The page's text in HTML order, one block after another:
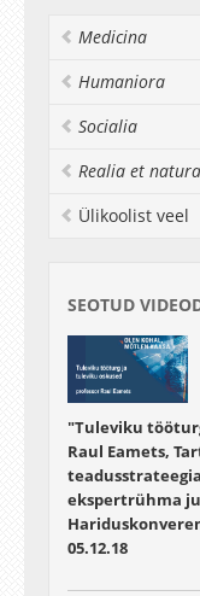
Medicina
Humaniora
Socialia
Realia et
Ülikoolist veel
SEOTUD
"Tuleviku
Raul Eamets,
ekspertrühma
05.12.18